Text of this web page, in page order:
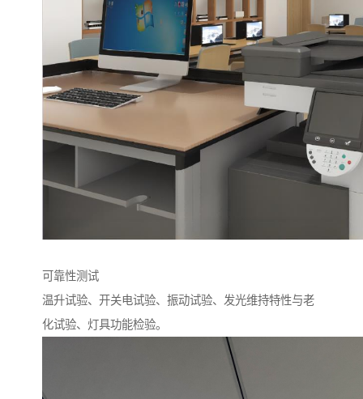
可靠性测试
温升试验、开关电试验、振动试验、发光维持特性与老
化试验、灯具功能检验。